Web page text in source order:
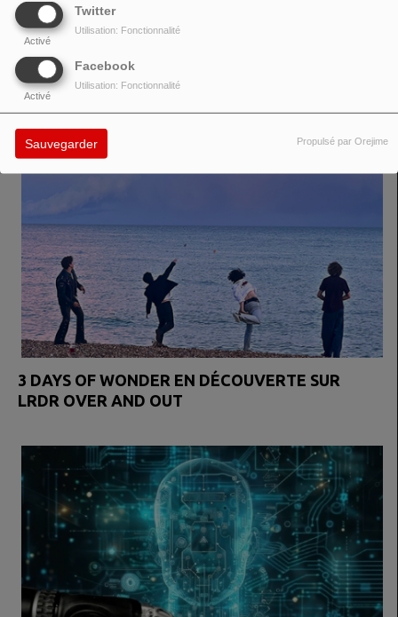
Twitter
Activé
Utilisation: Fonctionnalité
Facebook
Activé
Utilisation: Fonctionnalité
Sauvegarder Propulsé par Orejime
il un impact négatif sur notre motivation en général ?
VOIR AUSSI
3 DAYS OF WONDER EN DÉCOUVERTE SUR
LRDR OVER AND OUT